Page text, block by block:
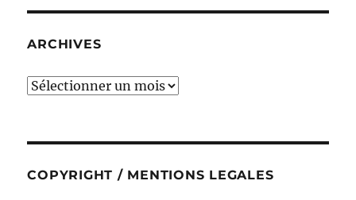
ARCHIVES
ARCHIVES
COPYRIGHT / MENTIONS LEGALES